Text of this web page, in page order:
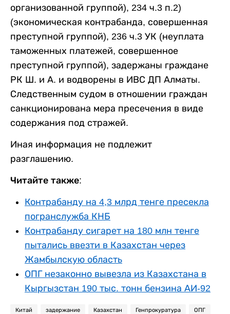
организованной группой), 234 ч.3 п.2)
(экономическая контрабанда, совершенная
преступной группой), 236 ч.3 УК (неуплата
таможенных платежей, совершенное
преступной группой), задержаны граждане
РК Ш. и А. и водворены в ИВС ДП Алматы.
Следственным судом в отношении граждан
санкционирована мера пресечения в виде
содержания под стражей.
Иная информация не подлежит
разглашению.
Читайте также:
Контрабанду на 4,3 млрд тенге пресекла
погранслужба КНБ
Контрабанду сигарет на 180 млн тенге
пытались ввезти в Казахстан через
Жамбылскую область
ОПГ незаконно вывезла из Казахстана в
Кыргызстан 190 тыс. тонн бензина АИ-92
Китай задержание Казахстан Генпрокуратура ОПГ